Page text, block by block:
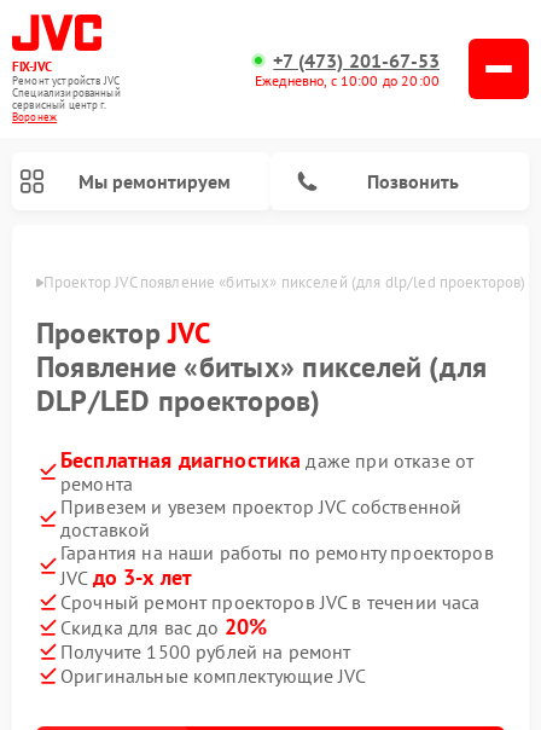
FIX-JVC
Ремонт устройств JVC
Специализированный
cервисный центр г.
Воронеж
+7 (473) 201-67-53
Ежедневно, с 10:00 до 20:00
Мы ремонтируем Позвонить
Проектор JVC появление «битых» пикселей (для dlp/led проекторов)
ПроекторJVC
Появление «битых» пикселей (для
DLP/LED проекторов)
Бесплатная диагностика даже при отказе от
ремонта
Привезем и увезем проектор JVC собственной
доставкой
Гарантия на наши работы по ремонту проекторов
JVC до 3-х лет
Срочный ремонт проекторов JVC в течении часа
Скидка для вас до 20%
Получите 1500 рублей на ремонт
Оригинальные комплектующие JVC